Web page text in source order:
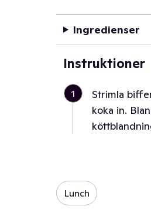
Ingredienser
Instruktioner
1
Strimla
koka in.
Lunch